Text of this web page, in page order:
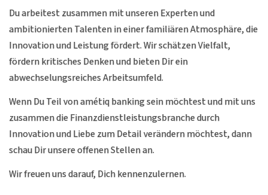
Du arbeitest zusammen mit unseren Experten und
ambitionierten Talenten in einer familiären Atmosphäre, die
Innovation und Leistung fördert. Wir schätzen Vielfalt,
fördern kritisches Denken und bieten Dir ein
abwechselungsreiches Arbeitsumfeld.
Wenn Du Teil von amétiq banking sein möchtest und mit uns
zusammen die Finanzdienstleistungsbranche durch
Innovation und Liebe zum Detail verändern möchtest, dann
schau Dir unsere offenen Stellen an.
Wir freuen uns darauf, Dich kennenzulernen.